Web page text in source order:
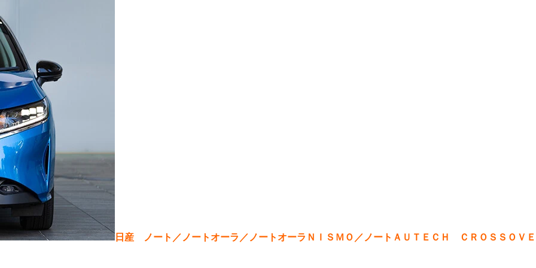
日産 ノート／ノートオーラ／ノートオーラＮＩＳＭＯ／ノートＡＵＴＥＣＨ ＣＲＯＳＳＯＶＥ